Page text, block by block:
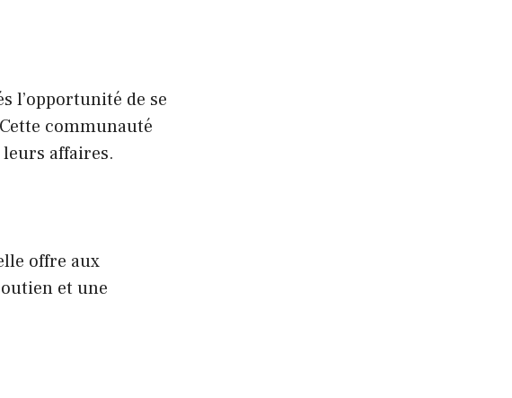
l’opportunité de se
communauté
affaires.
offre aux
et une